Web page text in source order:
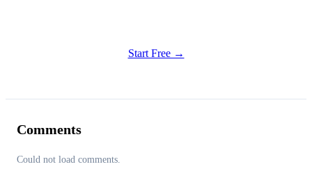
Start Free →
Comments
Could not load comments.